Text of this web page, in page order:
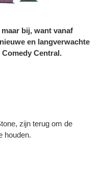
bij, want vanaf
en langverwachte
Central.
zijn terug om de
houden.